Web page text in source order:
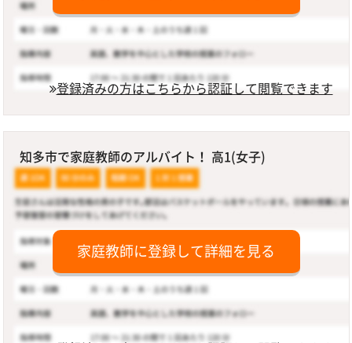
登録済みの方はこちらから認証して閲覧できます
知多市で家庭教師のアルバイト！ 高1(女子)
家庭教師に登録して詳細を見る